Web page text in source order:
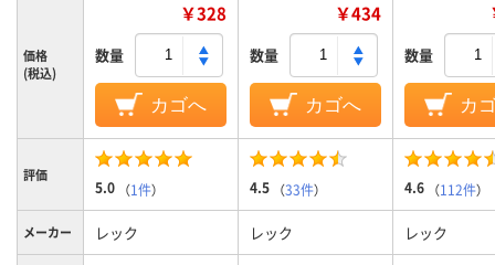
価格
(税込)
￥328
数量
カゴへ
￥434
数量
カゴへ
数量
カ
評価
5.0 （1件） 4.5 （33件） 4.6 （112件）
メーカー レック レック レック